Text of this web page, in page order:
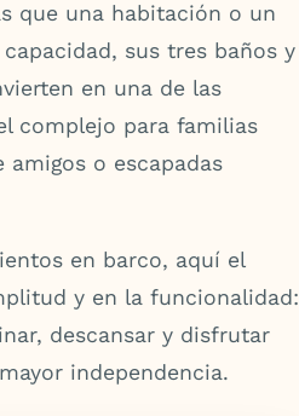
que una habitación o un
sus tres baños y
en una de las
complejo para familias
amigos o escapadas
en barco, aquí el
y en la funcionalidad:
descansar y disfrutar
independencia.